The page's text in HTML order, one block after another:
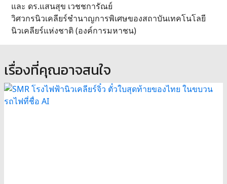
และ ดร.แสนสุข เวชชการัณย์
วิศวกรนิวเคลียร์ชำนาญการพิเศษของสถาบันเทคโนโลยี
นิวเคลียร์แห่งชาติ (องค์การมหาชน)
เรื่องที่คุณอาจสนใจ